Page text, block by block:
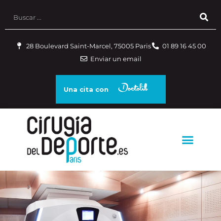
28 Boulevard Saint-Marcel, 75005 Paris
01 89 16 45 00
Enviar un email
Una cita con